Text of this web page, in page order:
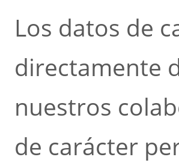
Los datos de
directamente
nuestros
de carácter